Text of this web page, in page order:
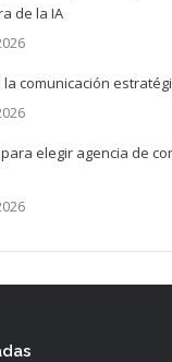
de la IA
la comunicación
elegir agencia de